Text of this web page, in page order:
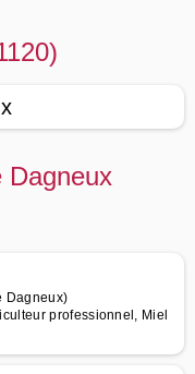
Dagneux
Dagneux)
professionnel, Miel